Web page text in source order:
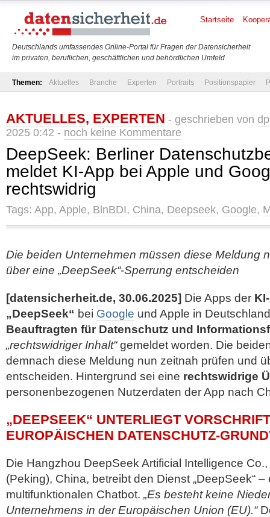
Deutschlands umfassendes Online-Portal für Fragen der Datensicherheit
im privaten, beruflichen, geschäftlichen und behördlichen Umfeld
Startseite
Themen: Aktuelles Branche Experten Portraits Positionspapier
AKTUELLES, EXPERTEN - geschrieben von dp
2025 0:42 - noch keine Kommentare
DeepSeek: Berliner
meldet KI-App bei Apple und
rechtswidrig
Tags: App, Apple, BlnBDI, China, Deepseek, Google,
Die beiden Unternehmen müssen diese Meldung
über eine „DeepSeek“-Sperrung entscheiden
[datensicherheit.de, 30.06.2025] Die Apps der
„DeepSeek“ bei Google und Apple in
Beauftragten für Datenschutz und
„rechtswidriger Inhalt“gemeldet worden. Die
demnach diese Meldung nun zeitnah prüfen und
entscheiden. Hintergrund sei eine rechtswidrige
personenbezogenen Nutzerdaten der App nach
„DEEPSEEK“ UNTERLIEGT
EUROPÄISCHEN DATENSCHUTZ-
Die Hangzhou DeepSeek Artificial Intelligence
(Peking), China, betreibt den Dienst „DeepSeek“
multifunktionalen Chatbot. „Es besteht keine
Unternehmens in der Europäischen Union (EU).“